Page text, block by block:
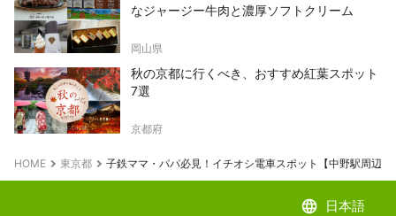
なジャージー牛肉と濃厚ソフトクリーム
岡山県
秋の京都に行くべき、おすすめ紅葉スポット
7選
京都府
HOME 東京都 子鉄ママ・パパ必見！イチオシ電車スポット【中野駅周辺編
language 日本語